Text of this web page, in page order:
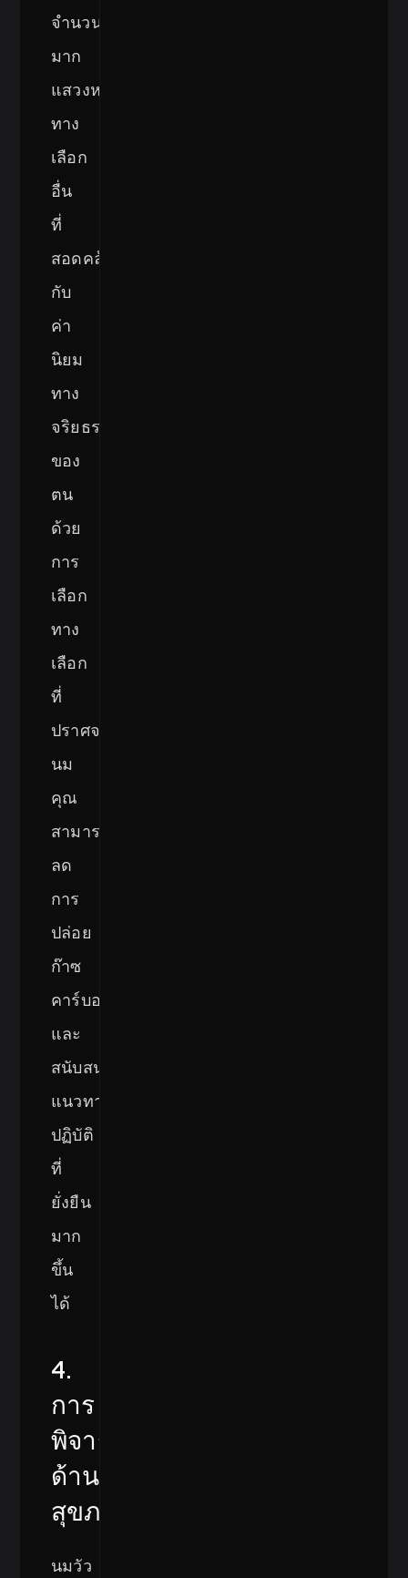
จำนวน
มาก
แสวงหา
ทาง
เลือก
อื่น
ที่
สอดคล้อง
กับ
ค่า
นิยม
ทาง
จริยธรรม
ของ
ตน
ด้วย
การ
เลือก
ทาง
เลือก
ที่
ปราศจาก
นม
คุณ
สามารถ
ลด
การ
ปล่อย
ก๊าซ
คาร์บอนไดออกไซด์
และ
สนับสนุน
แนวทาง
ปฏิบัติ
ที่
ยั่งยืน
มาก
ขึ้น
ได้
4.
การ
พิจารณา
ด้าน
สุขภาพ
นมวัว